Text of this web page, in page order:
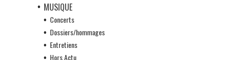
MUSIQUE
Concerts
Dossiers/hommages
Entretiens
Hors Actu